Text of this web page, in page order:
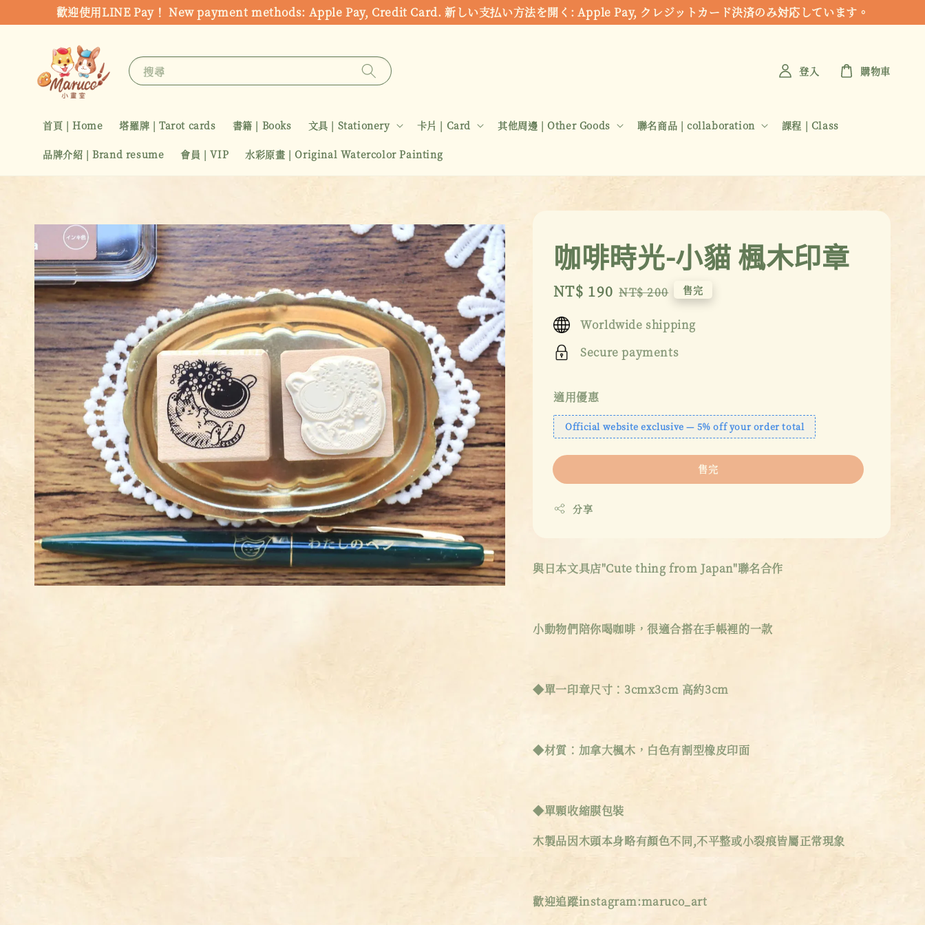
歡迎使用LINE Pay！ New payment methods: Apple Pay, Credit Card. 新しい支払い方法を開く: Apple Pay, クレジットカード決済のみ対応しています。
搜尋
首頁 | Home 塔羅牌 | Tarot cards 書籍 | Books 文具 | Stationery 卡片 | Card 其他周邊 | Other Goods 聯名商品 | collaboration 課程 | Class
品牌介紹 | Brand resume 會員 | VIP 水彩原畫 | Original Watercolor Painting
登入 購物車
咖啡時光-小貓 楓木印章
Sale
price
NT$ 190 Regular
NT$ 200 售完
Worldwide shipping
Secure payments
適用優惠
Official website exclusive — 5% off your order total
售完
分享
與日本文具店"Cute thing from Japan"聯名合作
小動物們陪你喝咖啡，很適合搭在手帳裡的一款
◆單一印章尺寸：3cmx3cm 高約3cm
◆材質：加拿大楓木，白色有割型橡皮印面
◆單顆收縮膜包裝
木製品因木頭本身略有顏色不同,不平整或小裂痕皆屬正常現象
歡迎追蹤instagram:maruco_art